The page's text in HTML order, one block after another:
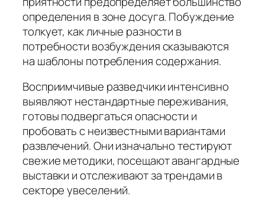
определения в зоне досуга. Побуждение
толкует, как личные разности в
потребности возбуждения сказываются
на шаблоны потребления содержания.
Восприимчивые разведчики интенсивно
выявляют нестандартные переживания,
готовы подвергаться опасности и
пробовать с неизвестными вариантами
развлечений. Они изначально тестируют
свежие методики, посещают авангардные
выставки и отслеживают за трендами в
секторе увеселений.